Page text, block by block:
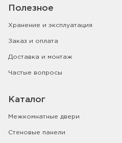
Полезное
Хранение и эксплуатация
Заказ и оплата
Доставка и монтаж
Частые вопросы
Каталог
Межкомнатные двери
Стеновые панели